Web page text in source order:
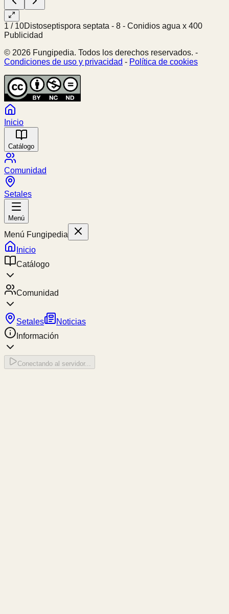
1 / 10Distoseptispora septata - 8 - Conidios agua x 400
Publicidad
© 2026 Fungipedia. Todos los derechos reservados. -
Condiciones de uso y privacidad - Política de cookies
Inicio
Catálogo
Comunidad
Setales
Menú
Menú Fungipedia
Inicio
Catálogo
Comunidad
Setales
Noticias
Información
Conectando al servidor...